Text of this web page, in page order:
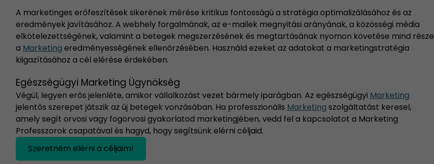
A marketinges erőfeszítések sikerének mérése kritikus fontosságú a stratégia optimalizálásához és az
eredmények javításához. A webhely forgalmának, az e-mailek megnyitási arányának, a közösségi média
elkötelezettségének, valamint a betegek megszerzésének és megtartásának nyomon követése mind része
a Marketing eredményességének ellenőrzésében. Használd ezeket az adatokat a marketingstratégia
kiigazításához a cél elérése érdekében.
Egészségügyi Marketing Ügynökség
Végül, legyen erős jelenléte, amikor vállalkozást vezet bármely iparágban. Az egészségügyi Marketing
jelentős szerepet játszik az új betegek vonzásában. Ha professzionális Marketing szolgáltatást keresel,
amely segít orvosi vagy fogorvosi gyakorlatod marketingjében, vedd fel a kapcsolatot a Marketing
Professzorok csapatával és hagyd, hogy segítsünk elérni céljaid.
Szeretném elérni a céljaim!